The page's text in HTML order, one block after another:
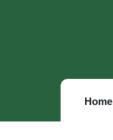
Home